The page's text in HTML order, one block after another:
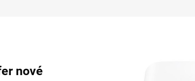
nové